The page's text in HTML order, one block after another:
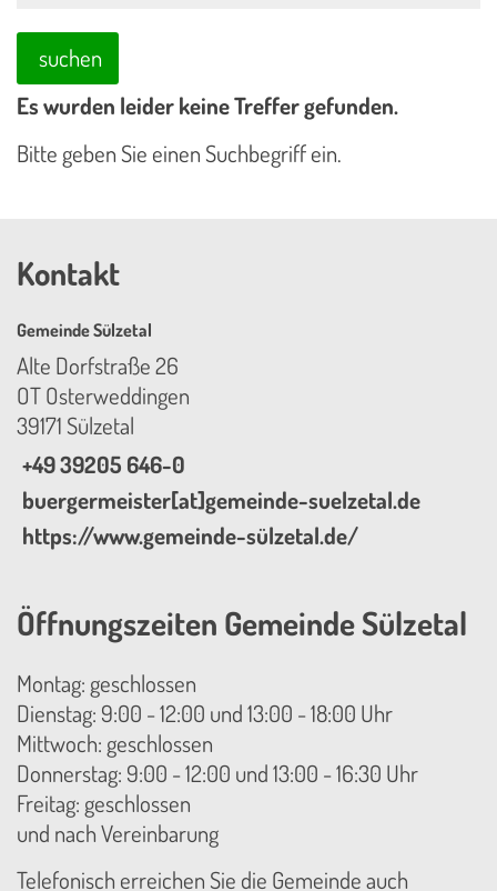
suchen
Es wurden leider keine Treffer gefunden.
Bitte geben Sie einen Suchbegriff ein.
Kontakt
Gemeinde Sülzetal
Alte Dorfstraße 26
OT Osterweddingen
39171 Sülzetal
+49 39205 646-0
buergermeister[at]gemeinde-suelzetal.de
https://www.gemeinde-sülzetal.de/
Öffnungszeiten Gemeinde Sülzetal
Montag: geschlossen
Dienstag: 9:00 - 12:00 und 13:00 - 18:00 Uhr
Mittwoch: geschlossen
Donnerstag: 9:00 - 12:00 und 13:00 - 16:30 Uhr
Freitag: geschlossen
und nach Vereinbarung
Telefonisch erreichen Sie die Gemeinde auch